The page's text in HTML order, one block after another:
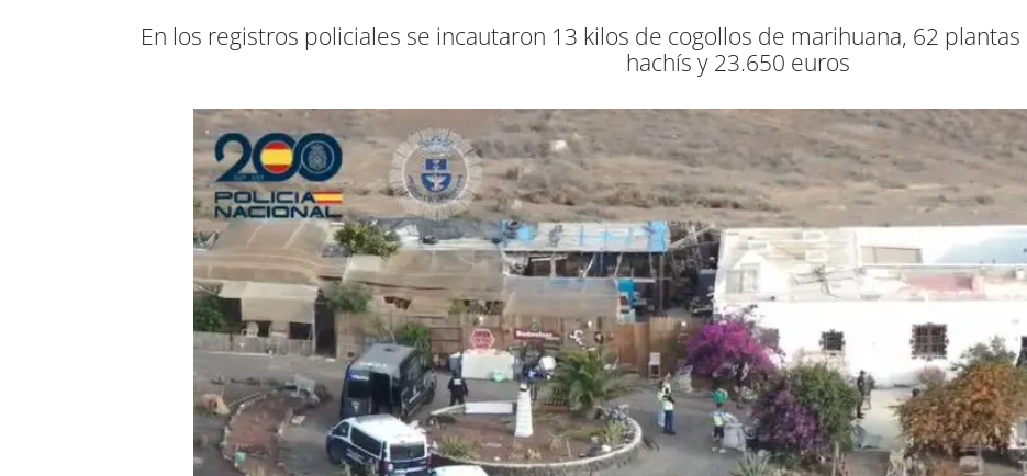
En los registros policiales se incautaron 13 kilos de cogollos de marihuana, 62
hachís y 23.650 euros